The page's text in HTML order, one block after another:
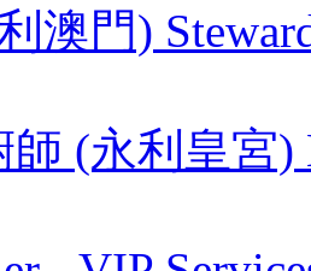
澳門)
(永利皇宮)